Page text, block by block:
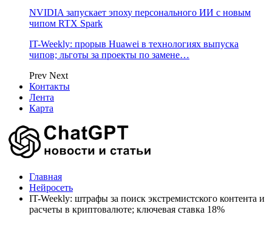
NVIDIA запускает эпоху персонального ИИ с новым
чипом RTX Spark
IT-Weekly: прорыв Huawei в технологиях выпуска
чипов; льготы за проекты по замене…
Prev Next
Контакты
Лента
Карта
Главная
Нейросеть
IT-Weekly: штрафы за поиск экстремистского контента и
расчеты в криптовалюте; ключевая ставка 18%